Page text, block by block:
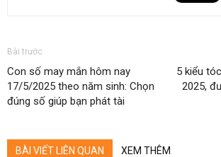
Bài trước
Con số may mắn hôm nay
17/5/2025 theo năm sinh: Chọn
đúng số giúp bạn phát tài
5 kiểu
2025,
BÀI VIẾT LIÊN QUAN XEM THÊM